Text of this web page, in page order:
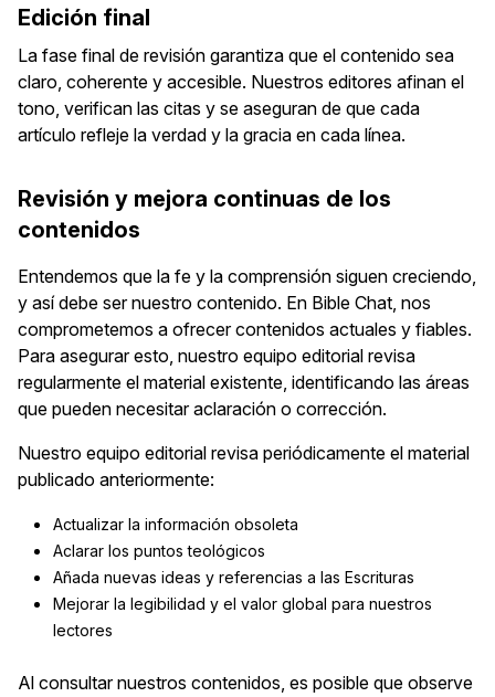
Edición final
La fase final de revisión garantiza que el contenido sea
claro, coherente y accesible. Nuestros editores afinan el
tono, verifican las citas y se aseguran de que cada
artículo refleje la verdad y la gracia en cada línea.
Revisión y mejora continuas de los
contenidos
Entendemos que la fe y la comprensión siguen creciendo,
y así debe ser nuestro contenido. En Bible Chat, nos
comprometemos a ofrecer contenidos actuales y fiables.
Para asegurar esto, nuestro equipo editorial revisa
regularmente el material existente, identificando las áreas
que pueden necesitar aclaración o corrección.
Nuestro equipo editorial revisa periódicamente el material
publicado anteriormente:
Actualizar la información obsoleta
Aclarar los puntos teológicos
Añada nuevas ideas y referencias a las Escrituras
Mejorar la legibilidad y el valor global para nuestros
lectores
Al consultar nuestros contenidos, es posible que observe